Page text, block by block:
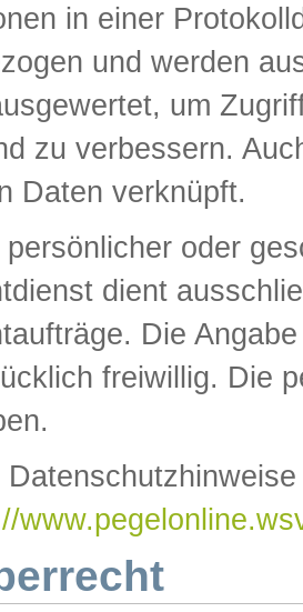
in einer
und werden
um
zu verbessern.
Daten verknüpft.
persönlicher oder
dient
Die
freiwillig. Die